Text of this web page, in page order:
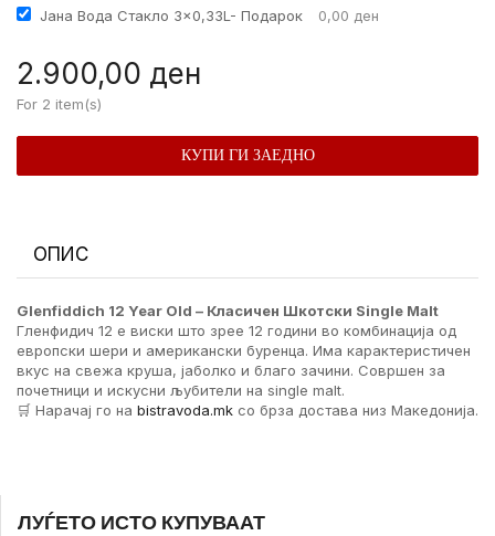
Јана Вода Стакло 3×0,33L- Подарок
0,00 ден
2.900,00 ден
For 2 item(s)
КУПИ ГИ ЗАЕДНО
ОПИС
Glenfiddich 12 Year Old – Класичен Шкотски Single Malt
Гленфидич 12 е виски што зрее 12 години во комбинација од
европски шери и американски буренца. Има карактеристичен
вкус на свежа круша, јаболко и благо зачини. Совршен за
почетници и искусни љубители на single malt.
🛒 Нарачај го на bistravoda.mk со брза достава низ Македонија.
ЛУЃЕТО ИСТО КУПУВААТ